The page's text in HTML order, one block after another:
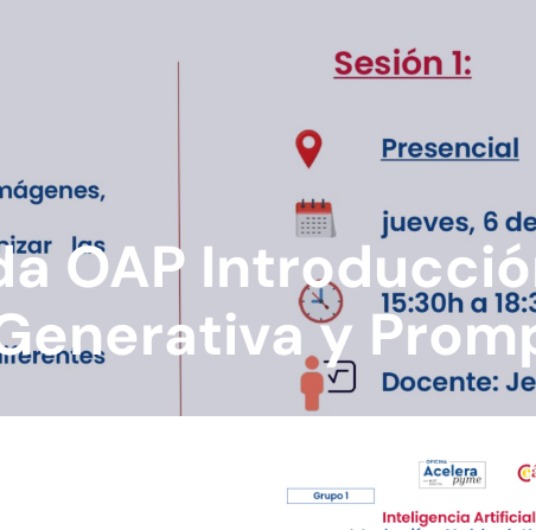
OAP
y